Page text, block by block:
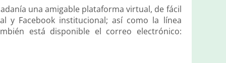
una amigable plataforma virtual, de fácil
y Facebook institucional; así como la línea
está disponible el correo electrónico: